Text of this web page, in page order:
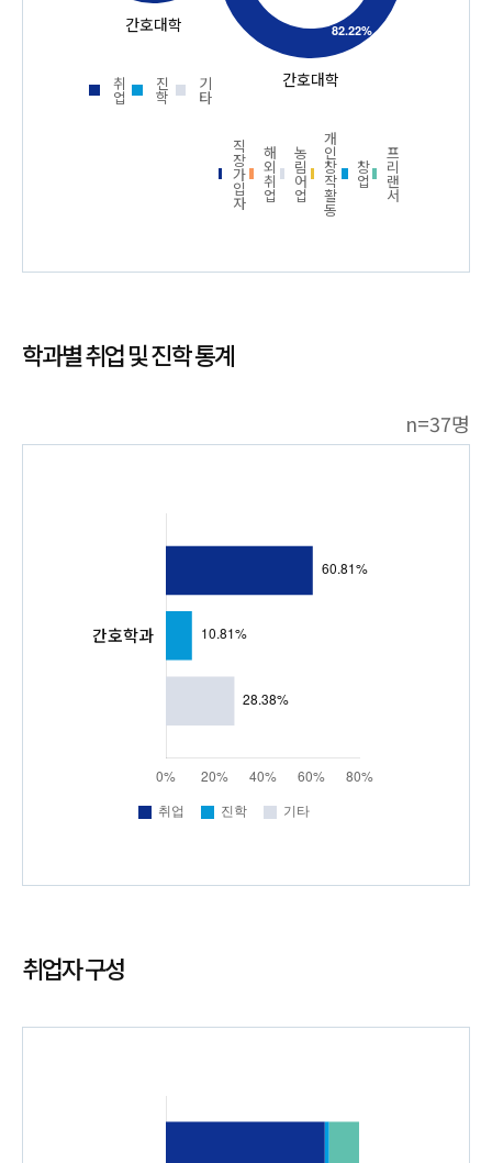
간호대학
취
업
진
학
기
타
간호대학
직
장
가
입
자
해
외
취
업
농
림
어
업
개
인
창
작
활
동
창
업
프
리
랜
서
학과별 취업 및 진학 통계
n=37명
취업자 구성